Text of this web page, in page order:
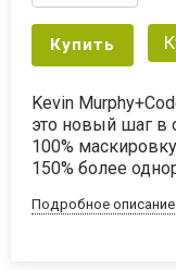
Купить
Kevin
это новый шаг в
100%
150% более
Подробное описание